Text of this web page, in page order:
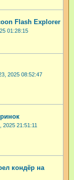
Flash Explorer
01:28:15
2025 08:52:47
2025 21:51:11
кондёр на